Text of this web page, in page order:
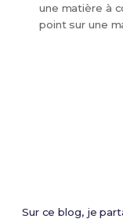
une matière à
point sur une
Sur ce blog, je